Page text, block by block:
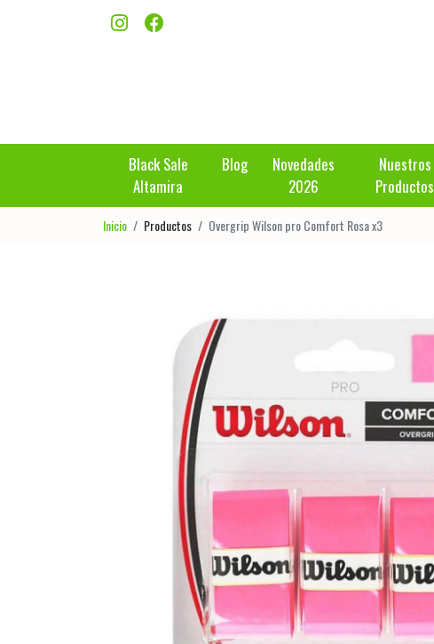
Black Sale
Altamira
Blog
Novedades
2026
Nuestros
Productos
Inicio Productos Overgrip Wilson pro Comfort Rosa x3